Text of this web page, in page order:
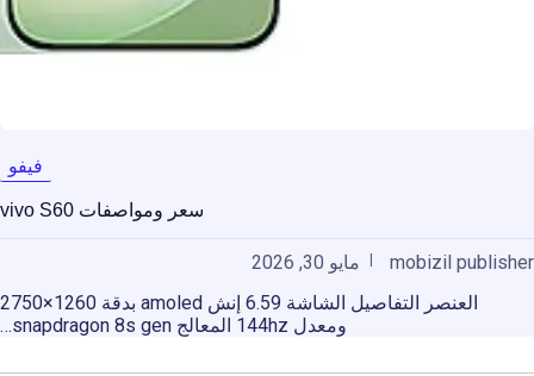
فيفو
سعر ومواصفات vivo S60
mobizil publisher
مايو 30, 2026
العنصر التفاصيل الشاشة 6.59 إنش amoled بدقة 1260×2750
ومعدل 144hz المعالج snapdragon 8s gen…